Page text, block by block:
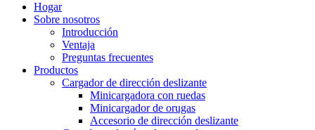
Hogar
Sobre nosotros
Introducción
Ventaja
Preguntas frecuentes
Productos
Cargador de dirección deslizante
Minicargadora con ruedas
Minicargador de orugas
Accesorio de dirección deslizante